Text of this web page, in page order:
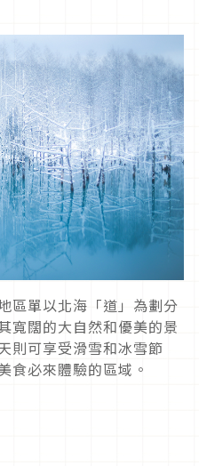
區單以北海「道」為劃分
寬闊的大自然和優美的景
則可享受滑雪和冰雪節
食必來體驗的區域。